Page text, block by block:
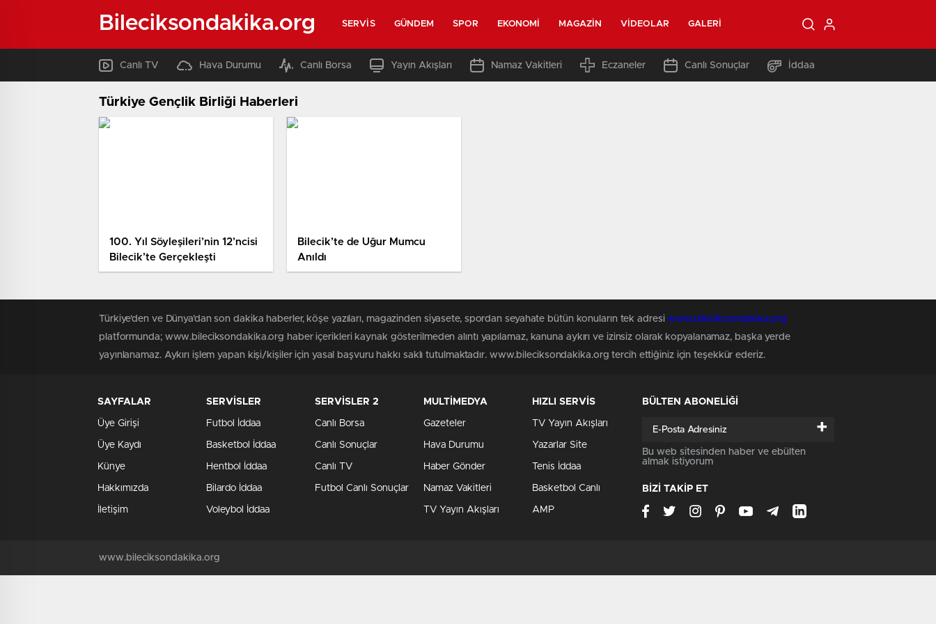
Bileciksondakika.org SERVIS GÜNDEM SPOR EKONOMI MAGAZIN VIDEOLAR GALERI
Canlı TV Hava Durumu Canlı Borsa Yayın Akışları Namaz Vakitleri Eczaneler Canlı Sonuçlar İddaa
Türkiye Gençlik Birliği Haberleri
100. Yıl Söyleşileri’nin 12’ncisi
Bilecik’te Gerçekleşti
Bilecik’te de Uğur Mumcu
Anıldı
Türkiye'den ve Dünya’dan son dakika haberler, köşe yazıları, magazinden siyasete, spordan seyahate bütün konuların tek adresiwww.bileciksondakika.org
platformunda; www.bileciksondakika.org haber içerikleri kaynak gösterilmeden alıntı yapılamaz, kanuna aykırı ve izinsiz olarak kopyalanamaz, başka yerde
yayınlanamaz. Aykırı işlem yapan kişi/kişiler için yasal başvuru hakkı saklı tutulmaktadır. www.bileciksondakika.org tercih ettiğiniz için teşekkür ederiz.
SAYFALAR
Üye Girişi
Üye Kaydı
Künye
Hakkımızda
İletişim
SERVİSLER
Futbol İddaa
Basketbol İddaa
Hentbol İddaa
Bilardo İddaa
Voleybol İddaa
SERVİSLER 2
Canlı Borsa
Canlı Sonuçlar
Canlı TV
Futbol Canlı Sonuçlar
MULTİMEDYA
Gazeteler
Hava Durumu
Haber Gönder
Namaz Vakitleri
TV Yayın Akışları
HIZLI SERVİS
TV Yayın Akışları
Yazarlar Site
Tenis İddaa
Basketbol Canlı
AMP
BÜLTEN ABONELİĞİ
+
Bu web sitesinden haber ve ebülten
almak istiyorum
BİZİ TAKİP ET
www.bileciksondakika.org